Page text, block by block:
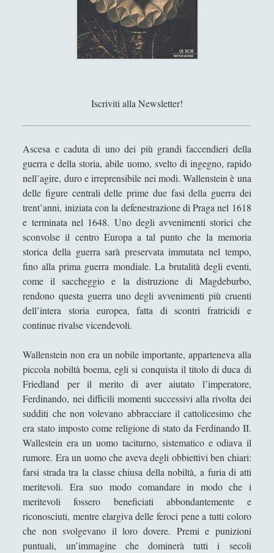
(799)
Geografia (11)
► Storia Contemporanea(62)
► Storia Greca (14)
► Storia Medioevale(6)
▼ Storia Moderna(18)
Carl Von Clausewitz - Analisi di filosofia della
guerra
Dei delitti e delle pene - Cesare Beccaria
Friederich Ratzel e la fondazione della
geografia umana
Giovanni Maria Mastei Ferretti alias Pio IX
(Senigallia 1792 – Roma 1878)
Gustavo Benso marchese di Cavour
I banditi - Il banditismo sociale nell'età
moderna - Eric Hobsbawn
I rapporti tra Stato Italiano e Chiesa -
Evoluzione o immobilismo?
Il caso Dreyfus, Raymond Poincarè, la
repubblica. Cenni sul trattato di Versailles
del 1919
La biblioteca - Definizione e storia
Iscriviti alla Newsletter!
Ascesa e caduta di uno dei più grandi faccendieri della
guerra e della storia, abile uomo, svelto di ingegno, rapido
nell’agire, duro e irreprensibile nei modi. Wallenstein è una
delle figure centrali delle prime due fasi della guerra dei
trent’anni, iniziata con la defenestrazione di Praga nel 1618
e terminata nel 1648. Uno degli avvenimenti storici che
sconvolse il centro Europa a tal punto che la memoria
storica della guerra sarà preservata immutata nel tempo,
fino alla prima guerra mondiale. La brutalità degli eventi,
come il saccheggio e la distruzione di Magdeburbo,
rendono questa guerra uno degli avvenimenti più cruenti
dell’intera storia europea, fatta di scontri fratricidi e
continue rivalse vicendevoli.
Wallenstein non era un nobile importante, apparteneva alla
piccola nobiltà boema, egli si conquista il titolo di duca di
Friedland per il merito di aver aiutato l’imperatore,
Ferdinando, nei difficili momenti successivi alla rivolta dei
sudditi che non volevano abbracciare il cattolicesimo che
era stato imposto come religione di stato da Ferdinando II.
Wallestein era un uomo taciturno, sistematico e odiava il
rumore. Era un uomo che aveva degli obbiettivi ben chiari:
farsi strada tra la classe chiusa della nobiltà, a furia di atti
meritevoli. Era suo modo comandare in modo che i
meritevoli fossero beneficiati abbondantemente e
riconosciuti, mentre elargiva delle feroci pene a tutti coloro
che non svolgevano il loro dovere. Premi e punizioni
puntuali, un’immagine che dominerà tutti i secoli